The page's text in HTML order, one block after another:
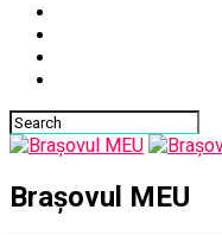
Brașovul MEU